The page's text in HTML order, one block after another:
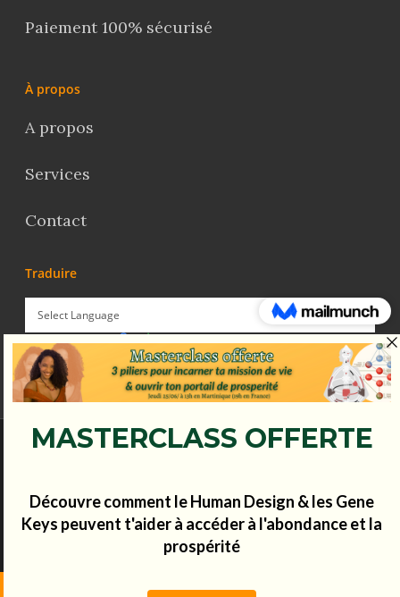
Paiement 100% sécurisé
À propos
A propos
Services
Contact
Traduire
Powered by Translate